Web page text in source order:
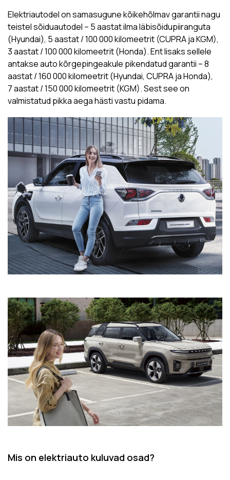
Elektriautodel on samasugune kõikehõlmav garantii nagu
teistel sõiduautodel – 5 aastat ilma läbisõidupiiranguta
(Hyundai), 5 aastat / 100 000 kilomeetrit (CUPRA ja KGM),
3 aastat / 100 000 kilomeetrit (Honda). Ent lisaks sellele
antakse auto kõrgepingeakule pikendatud garantii – 8
aastat / 160 000 kilomeetrit (Hyundai, CUPRA ja Honda),
7 aastat / 150 000 kilomeetrit (KGM). Sest see on
valmistatud pikka aega hästi vastu pidama.
Mis on elektriauto kuluvad osad?